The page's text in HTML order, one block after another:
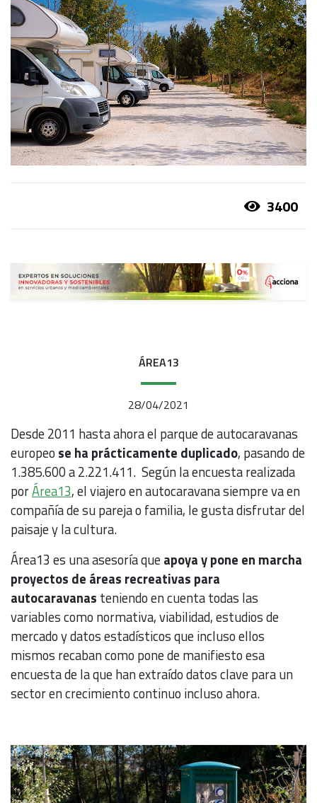
3400
ÁREA13
28/04/2021
Desde 2011 hasta ahora el parque de autocaravanas
europeo se ha prácticamente duplicado, pasando de
1.385.600 a 2.221.411. Según la encuesta realizada
porÁrea13, el viajero en autocaravana siempre va en
compañía de su pareja o familia, le gusta disfrutar del
paisaje y la cultura.
Área13 es una asesoría queapoya y pone en marcha
proyectos de áreas recreativas para
autocaravanas teniendo en cuenta todas las
variables como normativa, viabilidad, estudios de
mercado y datos estadísticos que incluso ellos
mismos recaban como pone de manifiesto esa
encuesta de la que han extraído datos clave para un
sector en crecimiento continuo incluso ahora.